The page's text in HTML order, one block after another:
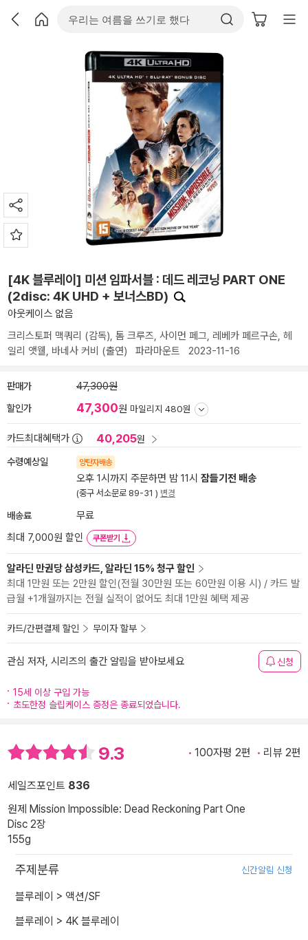
[4K 블루레이] 미션 임파서블 : 데드 레코닝 PART ONE
(2disc: 4K UHD + 보너스BD)
아웃케이스 없음
크리스토퍼 맥쿼리 (감독), 톰 크루즈, 사이먼 페그, 레베카 페르구손, 헤
일리 앳웰, 바네사 커비 (출연) 파라마운트 2023-11-16
판매가 47,300원
할인가 47,300원 마일리지 480원
카드최대혜택가 40,205원
수령예상일 양탄자배송
오후 1시까지 주문하면 밤 11시 잠들기전 배송
(중구 서소문로 89-31 ) 변경
배송료
무료
최대 7,000원 할인
쿠폰받기
알라딘 만권당 삼성카드, 알라딘 15% 청구 할인
최대 1만원 또는 2만원 할인(전월 30만원 또는 60만원 이용 시) / 카드 발
급월 +1개월까지는 전월 실적이 없어도 최대 1만원 혜택 제공
카드/간편결제 할인 무이자 할부
관심 저자, 시리즈의 출간 알림을 받아보세요 신청
15세 이상 구입 가능
초도한정 슬립케이스 증정은 종료되었습니다.
9.3 100자평 2편 리뷰 2편
세일즈포인트 836
원제 Mission Impossible: Dead Reckoning Part One
Disc 2장
155g
주제분류 신간알림 신청
블루레이 > 액션/SF
블루레이 > 4K 블루레이